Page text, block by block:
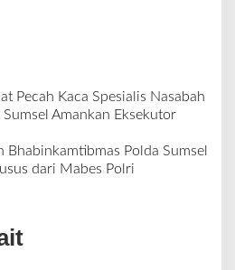
Pecah Kaca Spesialis Nasabah
Amankan Eksekutor
Bhabinkamtibmas Polda Sumsel
dari Mabes Polri